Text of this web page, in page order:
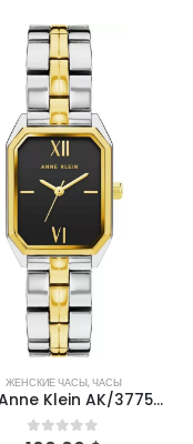
ЖЕНСКИЕ ЧАСЫ,ЧАСЫ
Часы Anne Klein AK/3775BKTT